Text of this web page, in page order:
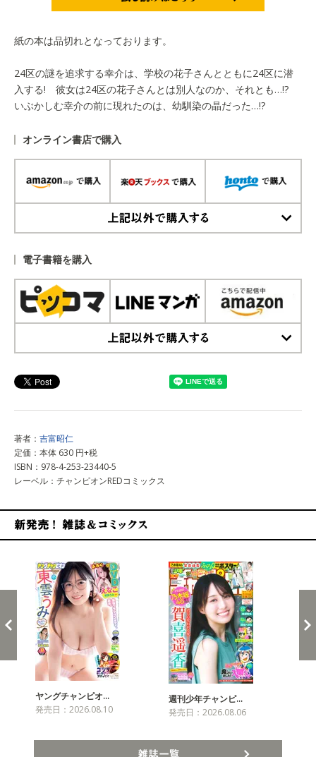
紙の本は品切れとなっております。
24区の謎を追求する幸介は、学校の花子さんとともに24区に潜
入する! 彼女は24区の花子さんとは別人なのか、それとも…!?
いぶかしむ幸介の前に現れたのは、幼馴染の晶だった…!?
オンライン書店で購入
電子書籍を購入
著者： 吉富昭仁
定価：本体 630 円+税
ISBN：978-4-253-23440-5
レーベル：チャンピオンREDコミックス
ヤングチャンピオ…
発売日：2026.08.10
週刊少年チャンピ…
発売日：2026.08.06